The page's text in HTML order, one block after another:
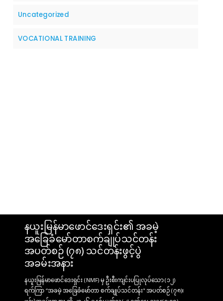
Uncategorized
VOCATIONAL TRAINING
နယူးမြန်မာဖောင်ဒေးရှင်း၏ အခမဲ့
အခြေခံမော်တာစက်ချုပ်သင်တန်း
အပတ်စဉ် (၇၈) သင်တန်းဖွင့်ပွဲ
အခမ်းအနား
နယူးမြန်မာဖောင်ဒေးရှင်း (NMF) မှ ဦးစီးကျင်းပပြုလုပ်သော (၁၂)
ရက်ကြာ “အခမဲ့ အခြေခံမော်တာ စက်ချုပ်သင်တန်း" အပတ်စဉ် (၇၈)၊